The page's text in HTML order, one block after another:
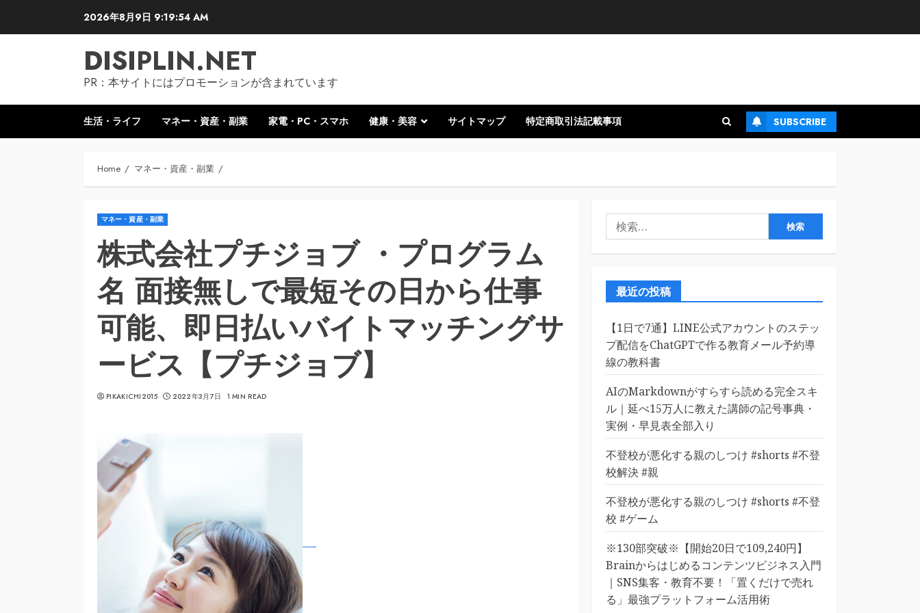
2026年8月9日 9:19:55 AM
DISIPLIN.NET
PR：本サイトにはプロモーションが含まれています
生活・ライフ マネー・資産・副業 家電・PC・スマホ 健康・美容 サイトマップ 特定商取引法記載事項 SUBSCRIBE
Home マネー・資産・副業
マネー・資産・副業
株式会社プチジョブ ・プログラム
名 面接無しで最短その日から仕事
可能、即日払いバイトマッチングサ
ービス【プチジョブ】
PIKAKICHI2015 2022年3月7日 1 MIN READ
検
索:
最近の投稿
【1日で7通】LINE公式アカウントのステッ
プ配信をChatGPTで作る教育メール予約導
線の教科書
AIのMarkdownがすらすら読める完全スキ
ル｜延べ15万人に教えた講師の記号事典・
実例・早見表全部入り
不登校が悪化する親のしつけ #shorts #不登
校解決 #親
不登校が悪化する親のしつけ #shorts #不登
校 #ゲーム
※130部突破※【開始20日で109,240円】
Brainからはじめるコンテンツビジネス入門
｜SNS集客・教育不要！「置くだけで売れ
る」最強プラットフォーム活用術